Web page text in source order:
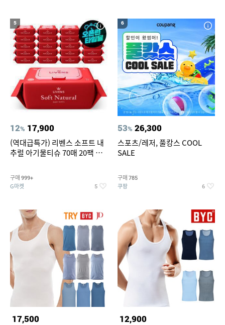
5
12% 17,900
(역대급특가) 리벤스 소프트 내
추럴 아기물티슈 70매 20팩 캡
구매 999+
G마켓 5
6
53% 26,300
스포츠/레저, 풀캉스 COOL
SALE
구매 785
쿠팡 6
17,500 12,900